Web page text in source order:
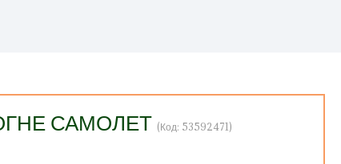
САМОЛЕТ (Код: 53592471)